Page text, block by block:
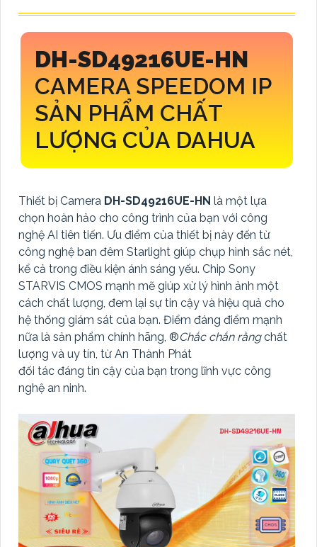
DH-SD49216UE-HN
CAMERA SPEEDOM IP
SẢN PHẨM CHẤT
LƯỢNG CỦA DAHUA
Thiết bị Camera DH-SD49216UE-HN là một lựa
chọn hoàn hảo cho công trình của bạn với công
nghệ AI tiên tiến. Ưu điểm của thiết bị này đến từ
công nghệ ban đêm Starlight giúp chụp hình sắc nét,
kể cả trong điều kiện ánh sáng yếu. Chip Sony
STARVIS CMOS mạnh mẽ giúp xử lý hình ảnh một
cách chất lượng, đem lại sự tin cậy và hiệu quả cho
hệ thống giám sát của bạn. Điểm đáng điểm mạnh
nữa là sản phẩm chính hãng, ®️Chắc chắn rằngchất
lượng và uy tín, từ An Thành Phát
đối tác đáng tin cậy của bạn trong lĩnh vực công
nghệ an ninh.